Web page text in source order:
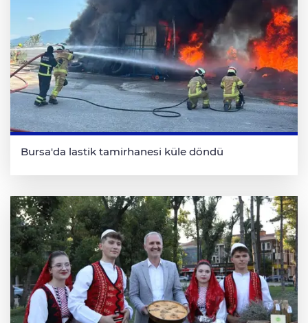
Bursa'da lastik tamirhanesi küle döndü